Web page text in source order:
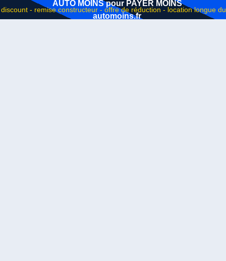
AUTO MOINS pour PAYER MOINS
automoins.fr